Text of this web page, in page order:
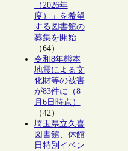
（2026年
度）」を希望
する図書館の
募集を開始
（64）
令和8年熊本
地震による文
化財等の被害
が83件に（8
月6日時点）
（42）
埼玉県立久喜
図書館、休館
日特別イベン